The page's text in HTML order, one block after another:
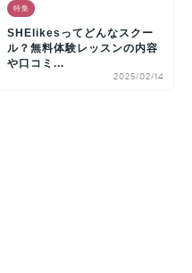
特集
SHElikesってどんなスクー
ル？無料体験レッスンの内容
や口コミ...
2025/02/14